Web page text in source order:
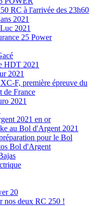
RC à l'arrivée des 23h60
2021
2021
25 Power
HDT 2021
2021
F, première épreuve du
de France
2021
2021 en or
au Bol d'Argent 2021
pour le Bol
Bol d'Argent
20
nos deux RC 250 !